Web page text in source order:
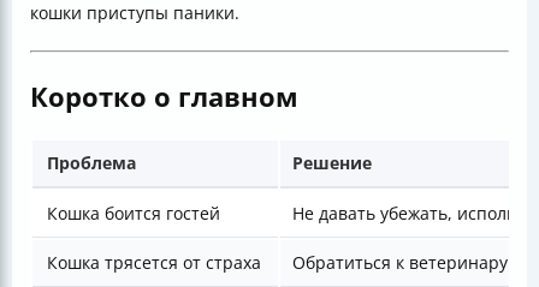
кошки приступы паники.
Коротко о главном
Проблема Решение
Кошка боится гостей Не давать убежать,
Кошка трясется от страха Обратиться к ветеринару